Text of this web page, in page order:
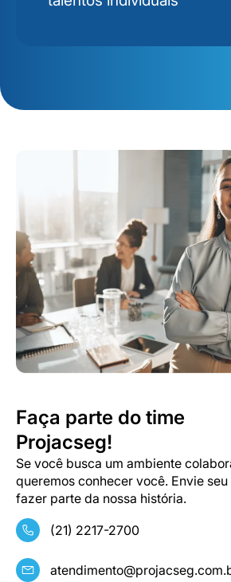
Faça parte do time
Projacseg!
Se você busca um ambiente
queremos conhecer você. Envie
fazer parte da nossa história.
(21) 2217-2700